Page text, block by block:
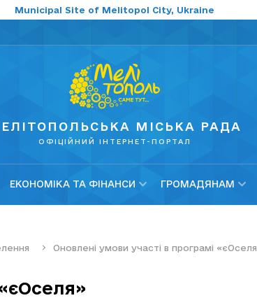
Municipal Site of Melitopol City, Ukraine
МІСЬКА РАДА
ОФІЦІЙНИЙ ІНТЕРНЕТ-ПОРТАЛ
ЕКОНОМІКА ТА ФІНАНСИ ГРОМАДЯНАМ
Оновлені умови участі в програмі